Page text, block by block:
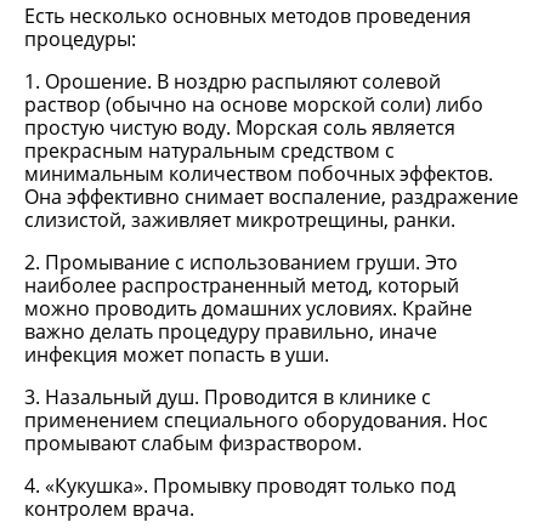
Есть несколько основных методов проведения
процедуры:
1. Орошение. В ноздрю распыляют солевой
раствор (обычно на основе морской соли) либо
простую чистую воду. Морская соль является
прекрасным натуральным средством с
минимальным количеством побочных эффектов.
Она эффективно снимает воспаление, раздражение
слизистой, заживляет микротрещины, ранки.
2. Промывание с использованием груши. Это
наиболее распространенный метод, который
можно проводить домашних условиях. Крайне
важно делать процедуру правильно, иначе
инфекция может попасть в уши.
3. Назальный душ. Проводится в клинике с
применением специального оборудования. Нос
промывают слабым физраствором.
4. «Кукушка». Промывку проводят только под
контролем врача.